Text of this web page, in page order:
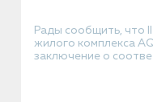
Рады сообщить, что
жилого комплекса
заключение о